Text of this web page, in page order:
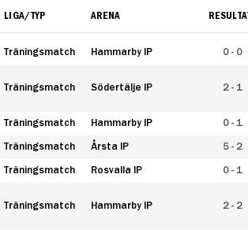
LIGA/TYP ARENA
Träningsmatch Hammarby IP 0 - 0
Träningsmatch Södertälje IP 2 - 1
Träningsmatch Hammarby IP 0 - 1
Träningsmatch Årsta IP 5 - 2
Träningsmatch Rosvalla IP 0 - 1
Träningsmatch Hammarby IP 2 - 2